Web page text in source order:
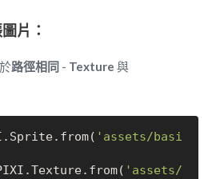
片 ：
路徑相同 - Texture 與
'assets/basi
'assets/